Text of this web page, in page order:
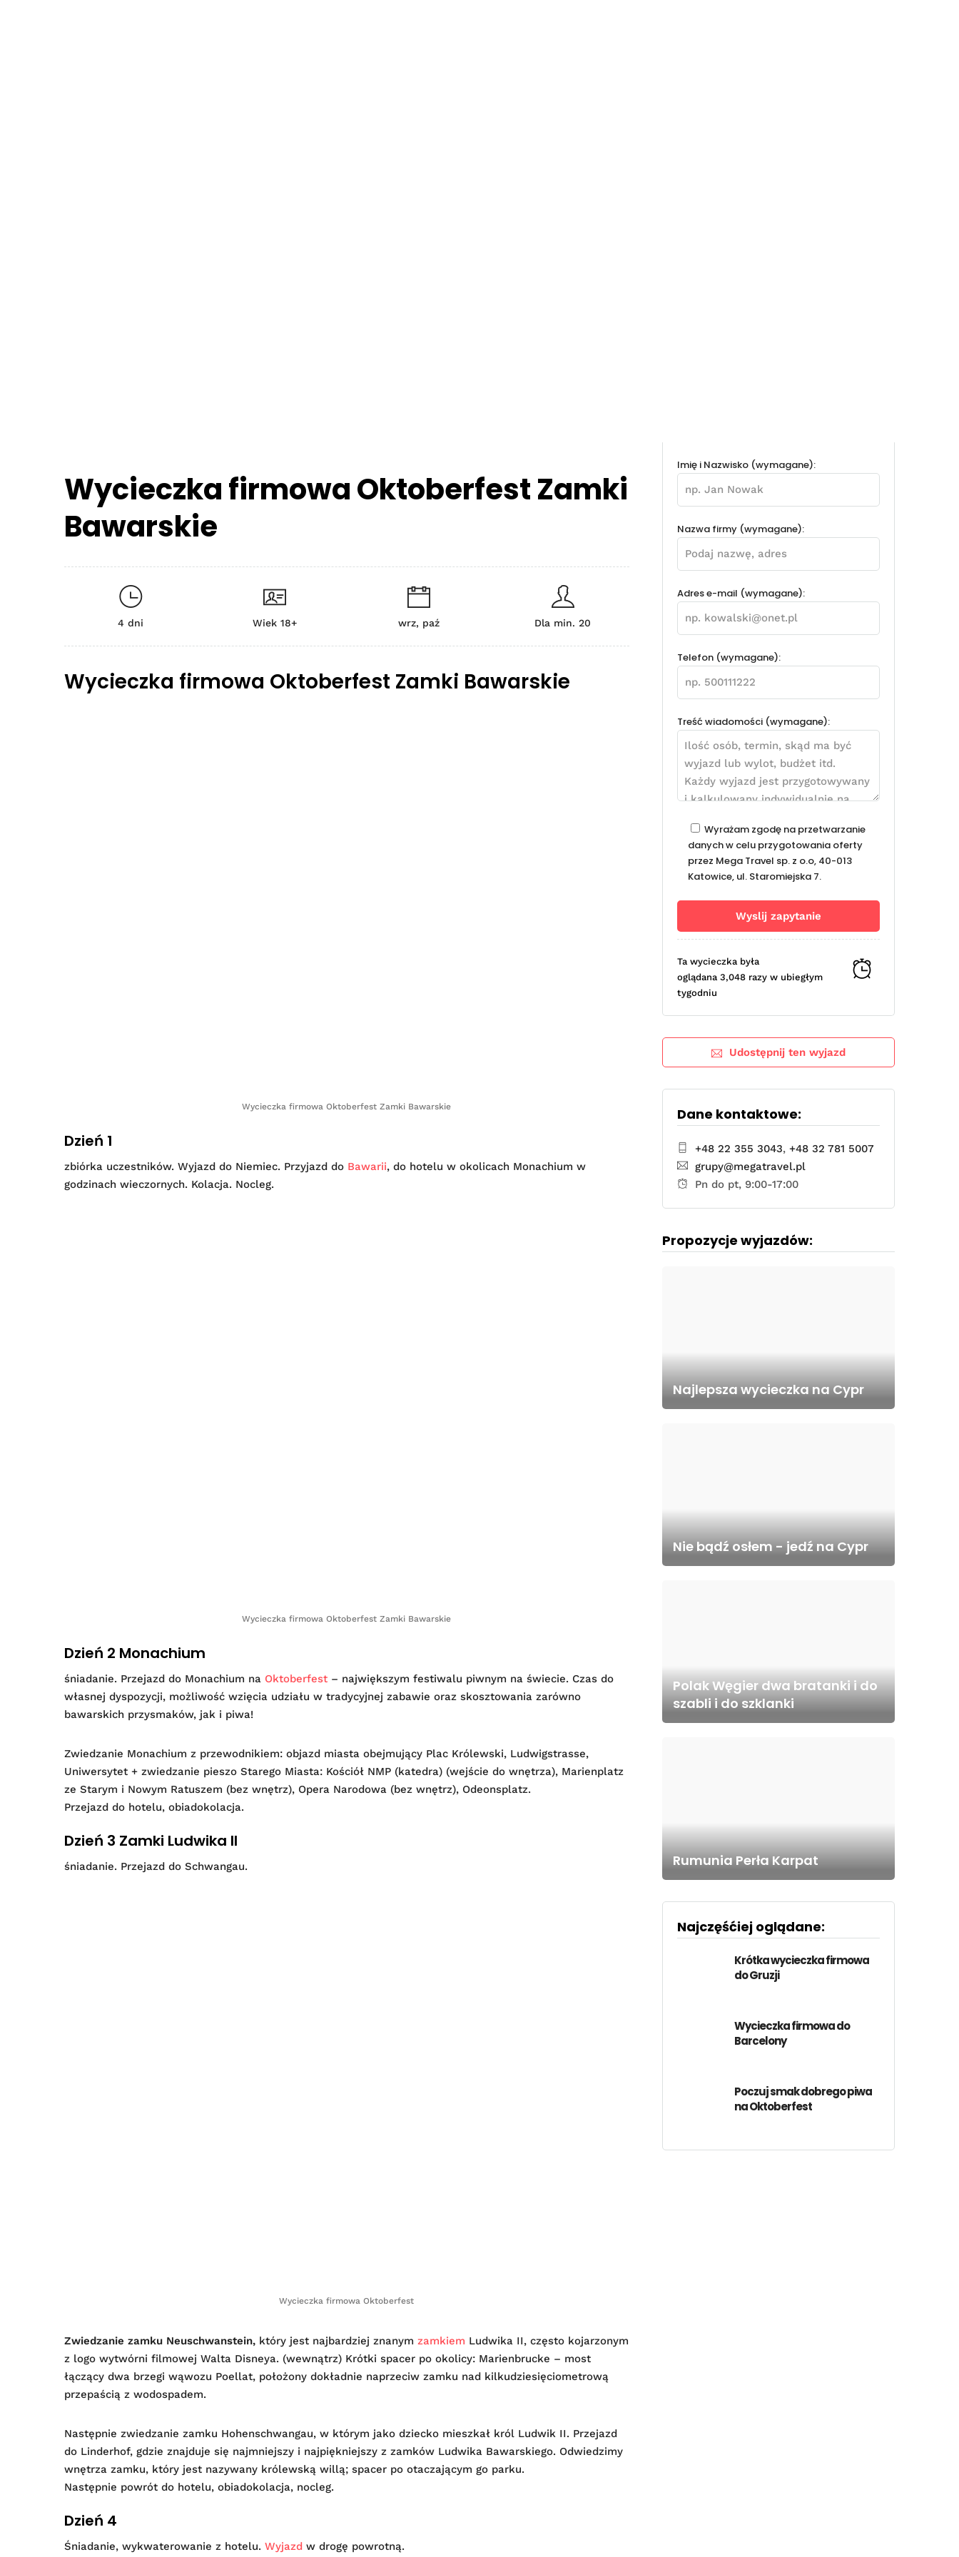
Wycieczka firmowa Oktoberfest Zamki
Bawarskie
4 dni Wiek 18+ wrz, paź Dla min. 20
Wycieczka firmowa Oktoberfest Zamki Bawarskie
Wycieczka firmowa Oktoberfest Zamki Bawarskie
Dzień 1
zbiórka uczestników. Wyjazd do Niemiec. Przyjazd do Bawarii, do hotelu w okolicach Monachium w
godzinach wieczornych. Kolacja. Nocleg.
Wycieczka firmowa Oktoberfest Zamki Bawarskie
Dzień 2 Monachium
śniadanie. Przejazd do Monachium na Oktoberfest – największym festiwalu piwnym na świecie. Czas do
własnej dyspozycji, możliwość wzięcia udziału w tradycyjnej zabawie oraz skosztowania zarówno
bawarskich przysmaków, jak i piwa!
Zwiedzanie Monachium z przewodnikiem: objazd miasta obejmujący Plac Królewski, Ludwigstrasse,
Uniwersytet + zwiedzanie pieszo Starego Miasta: Kościół NMP (katedra) (wejście do wnętrza), Marienplatz
ze Starym i Nowym Ratuszem (bez wnętrz), Opera Narodowa (bez wnętrz), Odeonsplatz.
Przejazd do hotelu, obiadokolacja.
Dzień 3 Zamki Ludwika II
śniadanie. Przejazd do Schwangau.
Wycieczka firmowa Oktoberfest
Zwiedzanie zamku Neuschwanstein, który jest najbardziej znanym zamkiem Ludwika II, często kojarzonym
z logo wytwórni filmowej Walta Disneya. (wewnątrz) Krótki spacer po okolicy: Marienbrucke – most
łączący dwa brzegi wąwozu Poellat, położony dokładnie naprzeciw zamku nad kilkudziesięciometrową
przepaścią z wodospadem.
Następnie zwiedzanie zamku Hohenschwangau, w którym jako dziecko mieszkał król Ludwik II. Przejazd
do Linderhof, gdzie znajduje się najmniejszy i najpiękniejszy z zamków Ludwika Bawarskiego. Odwiedzimy
wnętrza zamku, który jest nazywany królewską willą; spacer po otaczającym go parku.
Następnie powrót do hotelu, obiadokolacja, nocleg.
Dzień 4
Śniadanie, wykwaterowanie z hotelu. Wyjazd w drogę powrotną.
Imię i Nazwisko (wymagane):
Nazwa firmy (wymagane):
Adres e-mail (wymagane):
Telefon (wymagane):
Treść wiadomości (wymagane):
Wyrażam zgodę na przetwarzanie
danych w celu przygotowania oferty
przez Mega Travel sp. z o.o, 40-013
Katowice, ul. Staromiejska 7.
Ta wycieczka była
oglądana 3,048 razy w ubiegłym
tygodniu
Udostępnij ten wyjazd
Dane kontaktowe:
+48 22 355 3043,+48 32 781 5007
grupy@megatravel.pl
Pn do pt, 9:00-17:00
Propozycje wyjazdów:
Najlepsza wycieczka na Cypr
Nie bądź osłem - jedź na Cypr
Polak Węgier dwa bratanki i do
szabli i do szklanki
Rumunia Perła Karpat
Najczęśćiej oglądane:
Krótka wycieczka firmowa
do Gruzji
Wycieczka firmowa do
Barcelony
Poczuj smak dobrego piwa
na Oktoberfest